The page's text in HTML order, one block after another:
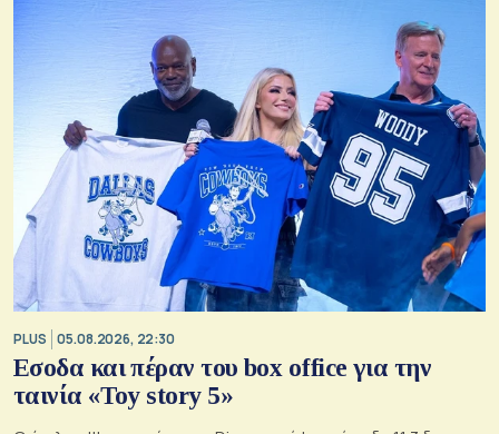
PLUS 05.08.2026, 22:30
Εσοδα και πέραν του box office για την
ταινία «Toy story 5»